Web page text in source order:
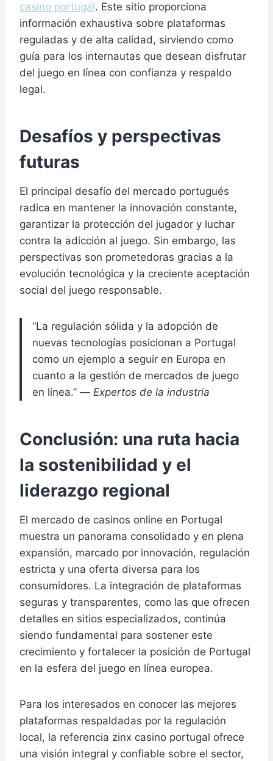
casino portugal. Este sitio proporciona
información exhaustiva sobre plataformas
reguladas y de alta calidad, sirviendo como
guía para los internautas que desean disfrutar
del juego en línea con confianza y respaldo
legal.
Desafíos y perspectivas
futuras
El principal desafío del mercado portugués
radica en mantener la innovación constante,
garantizar la protección del jugador y luchar
contra la adicción al juego. Sin embargo, las
perspectivas son prometedoras gracias a la
evolución tecnológica y la creciente aceptación
social del juego responsable.
“La regulación sólida y la adopción de
nuevas tecnologías posicionan a Portugal
como un ejemplo a seguir en Europa en
cuanto a la gestión de mercados de juego
en línea.” — Expertos de la industria
Conclusión: una ruta hacia
la sostenibilidad y el
liderazgo regional
El mercado de casinos online en Portugal
muestra un panorama consolidado y en plena
expansión, marcado por innovación, regulación
estricta y una oferta diversa para los
consumidores. La integración de plataformas
seguras y transparentes, como las que ofrecen
detalles en sitios especializados, continúa
siendo fundamental para sostener este
crecimiento y fortalecer la posición de Portugal
en la esfera del juego en línea europea.
Para los interesados en conocer las mejores
plataformas respaldadas por la regulación
local, la referencia zinx casino portugal ofrece
una visión integral y confiable sobre el sector,